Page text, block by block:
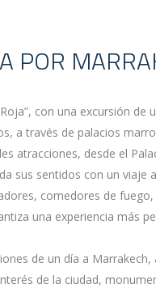
POR
con una excursión de
a través de palacios
atracciones, desde el
sus sentidos con un viaje
comedores de
una experiencia más
de un día a
de la ciudad,